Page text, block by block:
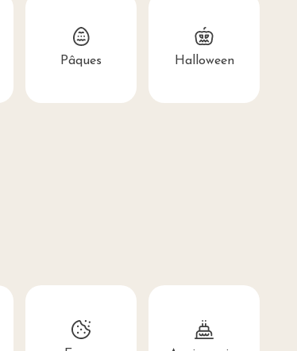
Pâques Halloween